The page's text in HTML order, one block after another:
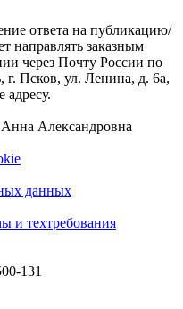
ответа на публикацию/
направлять заказным
через Почту России по
г. Псков, ул. Ленина, д. 6а,
адресу.
Александровна
данных
и техтребования
131